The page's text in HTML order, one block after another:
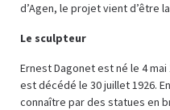
d’Agen, le projet vient d’être
Le sculpteur
Ernest Dagonet est né le 4
est décédé le 30 juillet 1926.
connaître par des statues en